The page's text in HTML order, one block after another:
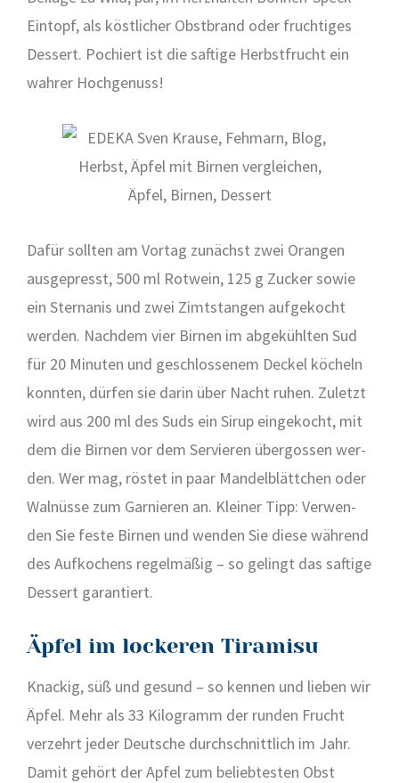
Ein­topf, als köst­li­cher Obst­brand oder fruch­ti­ges
Des­sert. Pochi­ert ist die saf­ti­ge Herbst­frucht ein
wah­rer Hoch­ge­nuss!
Dafür soll­ten am Vor­tag zunächst zwei Oran­gen
aus­ge­presst, 500 ml Rot­wein, 125 g Zucker sowie
ein Stern­anis und zwei Zimt­stan­gen auf­ge­kocht
wer­den. Nach­dem vier Bir­nen im abge­kühl­ten Sud
für 20 Minu­ten und geschlos­se­nem Deckel köcheln
konn­ten, dür­fen sie dar­in über Nacht ruhen. Zuletzt
wird aus 200 ml des Suds ein Sirup ein­ge­kocht, mit
dem die Bir­nen vor dem Ser­vie­ren über­gos­sen wer­
den. Wer mag, rös­tet in paar Man­del­blätt­chen oder
Wal­nüs­se zum Gar­nie­ren an. Klei­ner Tipp: Ver­wen­
den Sie fes­te Bir­nen und wen­den Sie die­se wäh­rend
des Auf­ko­chens regel­mä­ßig – so gelingt das saf­ti­ge
Des­sert garan­tiert.
Äpfel im lockeren Tiramisu
Kna­ckig, süß und gesund – so ken­nen und lie­ben wir
Äpfel. Mehr als 33 Kilo­gramm der run­den Frucht
ver­zehrt jeder Deut­sche durch­schnitt­lich im Jahr.
Damit gehört der Apfel zum belieb­tes­ten Obst